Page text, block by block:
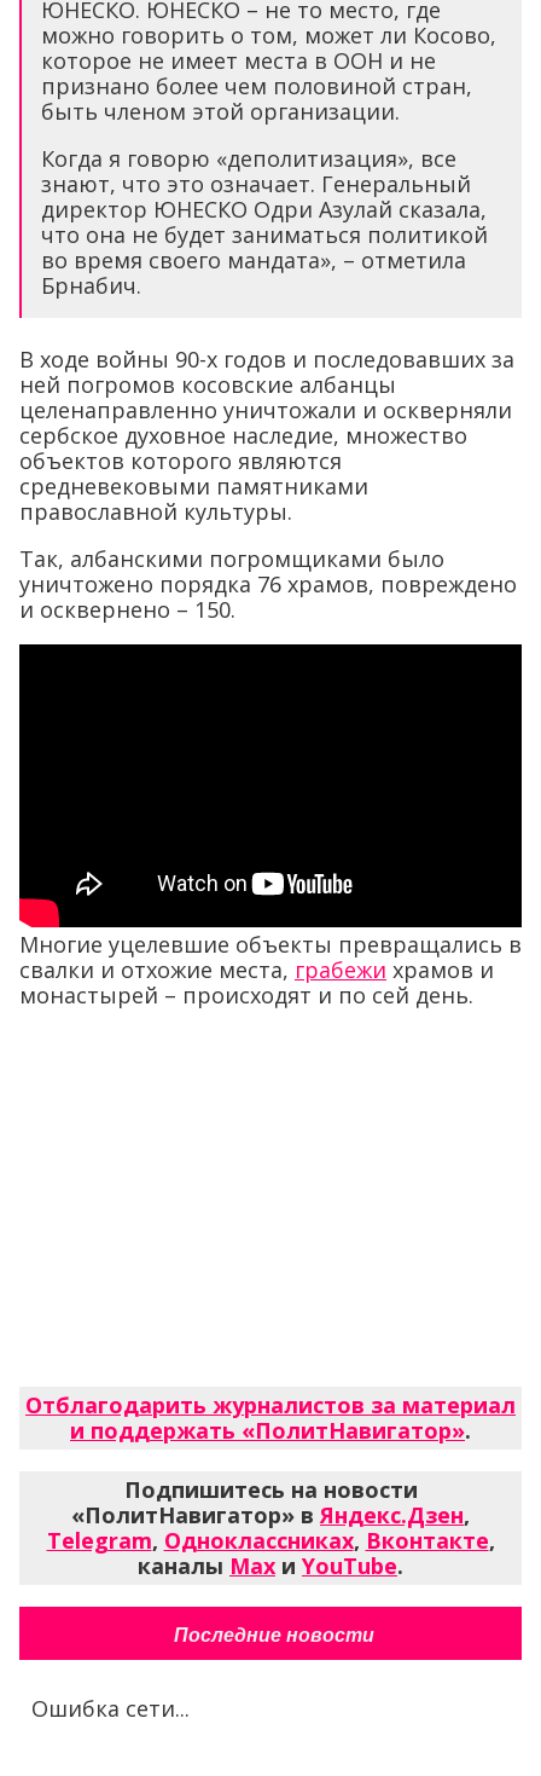
ЮНЕСКО. ЮНЕСКО – не то место, где
можно говорить о том, может ли Косово,
которое не имеет места в ООН и не
признано более чем половиной стран,
быть членом этой организации.
Когда я говорю «деполитизация», все
знают, что это означает. Генеральный
директор ЮНЕСКО Одри Азулай сказала,
что она не будет заниматься политикой
во время своего мандата», – отметила
Брнабич.
В ходе войны 90-х годов и последовавших за
ней погромов косовские албанцы
целенаправленно уничтожали и оскверняли
сербское духовное наследие, множество
объектов которого являются
средневековыми памятниками
православной культуры.
Так, албанскими погромщиками было
уничтожено порядка 76 храмов, повреждено
и осквернено – 150.
Многие уцелевшие объекты превращались в
свалки и отхожие места, грабежи храмов и
монастырей – происходят и по сей день.
Отблагодарить журналистов за материал
и поддержать «ПолитНавигатор».
Подпишитесь на новости
«ПолитНавигатор» в Яндекс.Дзен,
Telegram, Одноклассниках, Вконтакте,
каналы Max и YouTube.
Последние новости
Ошибка сети...